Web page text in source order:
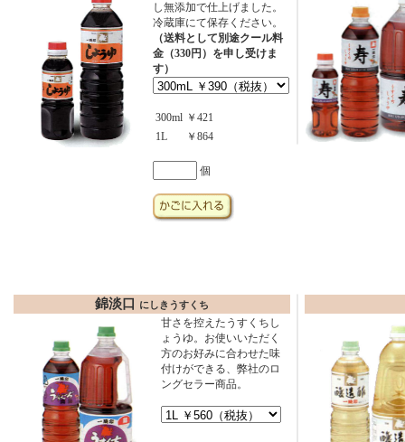
し無添加で仕上げました。
冷蔵庫にて保存ください。
（送料として別途クール料
金（330円）を申し受けま
す）
300ml ￥421
1L
￥864
個
錦淡口 にしきうすくち
甘さを控えたうすくちし
ょうゆ。お使いいただく
方のお好みに合わせた味
付けができる、弊社のロ
ングセラー商品。